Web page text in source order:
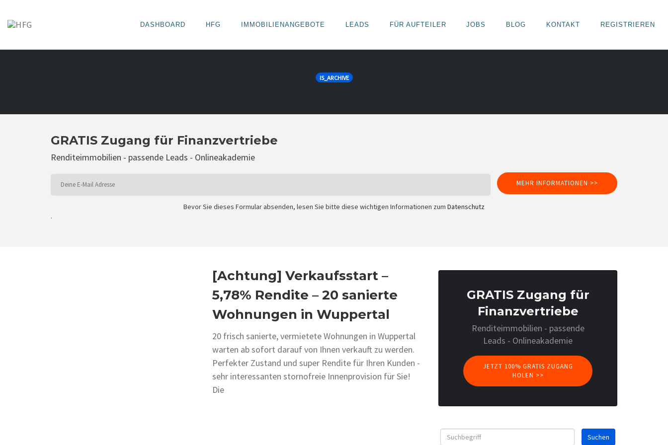
DASHBOARD HFG IMMOBILIENANGEBOTE LEADS FÜR AUFTEILER JOBS BLOG KONTAKT REGISTRIEREN
IS_ARCHIVE
GRATIS Zugang für Finanzvertriebe
Renditeimmobilien - passende Leads - Onlineakademie
MEHR INFORMATIONEN >>
Bevor Sie dieses Formular absenden, lesen Sie bitte diese wichtigen Informationen zum Datenschutz
.
[Achtung] Verkaufsstart –
5,78% Rendite – 20 sanierte
Wohnungen in Wuppertal
20 frisch sanierte, vermietete Wohnungen in Wuppertal
warten ab sofort darauf von Ihnen verkauft zu werden.
Perfekter Zustand und super Rendite für Ihren Kunden -
sehr interessanten stornofreie Innenprovision für Sie!
Die
GRATIS Zugang für
Finanzvertriebe
Renditeimmobilien - passende
Leads - Onlineakademie
JETZT 100% GRATIS ZUGANG
HOLEN >>